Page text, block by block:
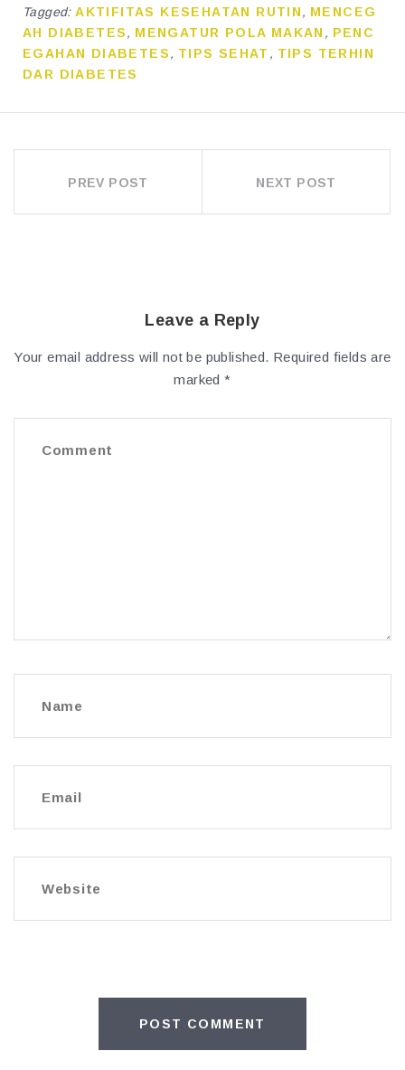
Tagged:AKTIFITAS KESEHATAN RUTIN, MENCEG
AH DIABETES, MENGATUR POLA MAKAN , PENC
EGAHAN DIABETES, TIPS SEHAT , TIPS TERHIN
DAR DIABETES
NAVIGATION
PREV POST NEXT POST
Leave a Reply
Your email address will not be published. Required fields are
marked*